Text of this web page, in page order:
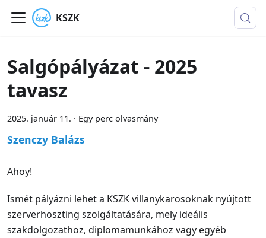
KSZK
Salgópályázat - 2025
tavasz
2025. január 11. · Egy perc olvasmány
Szenczy Balázs
Ahoy!
Ismét pályázni lehet a KSZK villanykarosoknak nyújtott
szerverhoszting szolgáltatására, mely ideális
szakdolgozathoz, diplomamunkához vagy egyéb